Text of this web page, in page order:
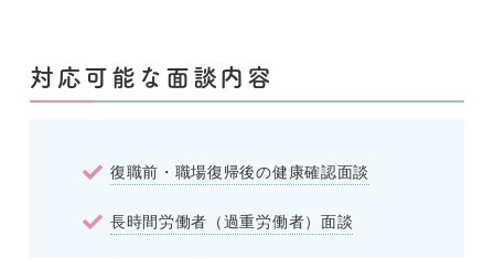
対応可能な面談内容
復職前・職場復帰後の健康確認面談
長時間労働者（過重労働者）面談